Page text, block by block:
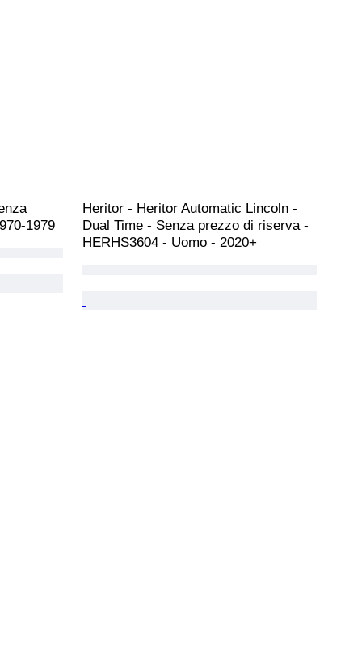
1979
Heritor - Heritor Automatic Lincoln -
Dual Time - Senza prezzo di riserva -
HERHS3604 - Uomo - 2020+